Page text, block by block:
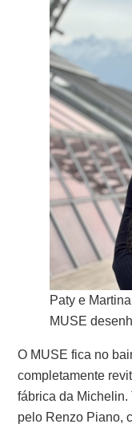
Paty e
MUSE
O MUSE fica no
completamente
fábrica da Michelin.
pelo Renzo Piano,